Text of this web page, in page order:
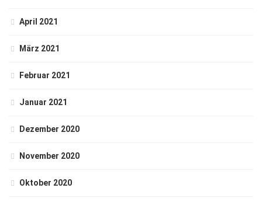
April 2021
März 2021
Februar 2021
Januar 2021
Dezember 2020
November 2020
Oktober 2020